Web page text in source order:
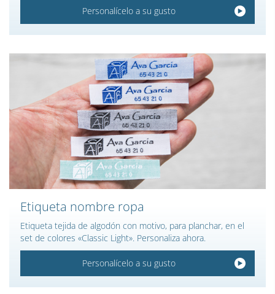
Personalícelo a su gusto
Etiqueta nombre ropa
Etiqueta tejida de algodón con motivo, para planchar, en el
set de colores «Classic Light». Personaliza ahora.
Personalícelo a su gusto